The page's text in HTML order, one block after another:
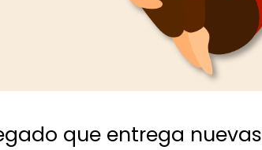
que entrega nuevas